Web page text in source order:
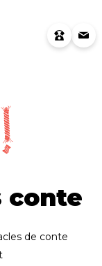
conte
de conte